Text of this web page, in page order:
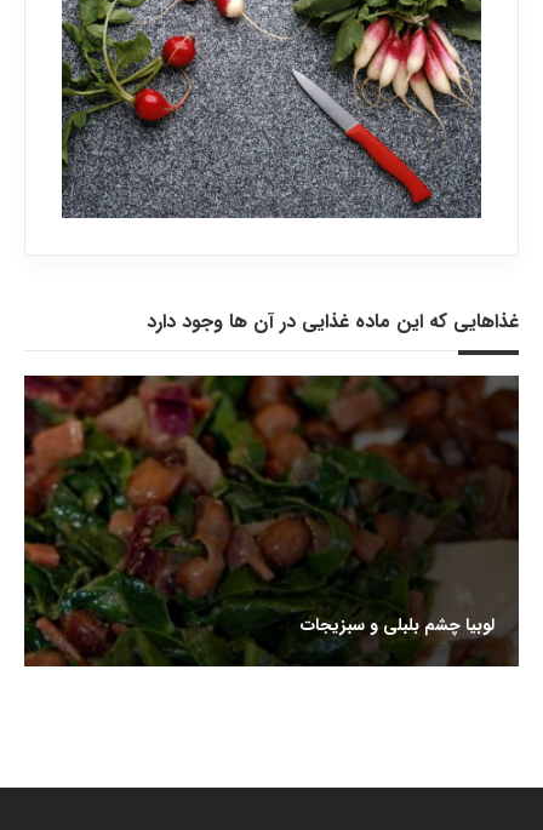
غذاهایی که این ماده غذایی در آن ها وجود دارد
لوبیا چشم بلبلی و سبزیجات